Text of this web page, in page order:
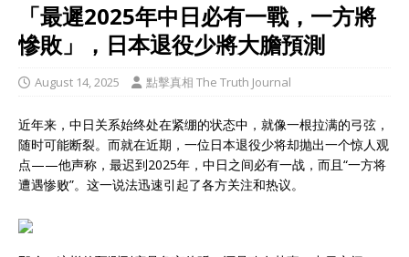
「最遲2025年中日必有一戰，一方將
慘敗」，日本退役少將大膽預測
August 14, 2025 點擊真相 The Truth Journal
近年来，中日关系始终处在紧绷的状态中，就像一根拉满的弓弦，
随时可能断裂。而就在近期，一位日本退役少将却抛出一个惊人观
点——他声称，最迟到2025年，中日之间必有一战，而且“一方将
遭遇惨败”。这一说法迅速引起了各方关注和热议。